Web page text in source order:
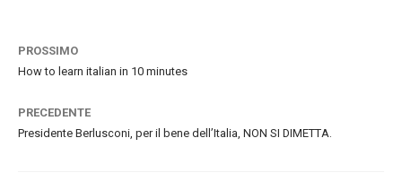
PROSSIMO
How to learn italian in 10 minutes
PRECEDENTE
Presidente Berlusconi, per il bene dell’Italia, NON SI DIMETTA.